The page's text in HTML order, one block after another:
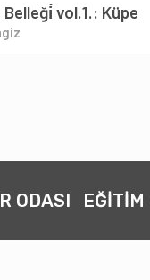
Belleği̇ vol.1.: Küpe
ODASI EĞİTİM